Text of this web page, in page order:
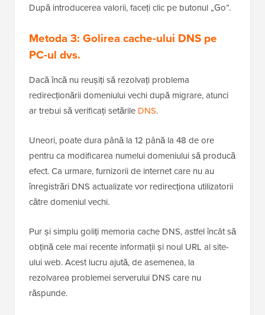
După introducerea valorii, faceți clic pe butonul „Go”.
Metoda 3: Golirea cache-ului DNS pe
PC-ul dvs.
Dacă încă nu reușiți să rezolvați problema
redirecționării domeniului vechi după migrare, atunci
ar trebui să verificați setările DNS.
Uneori, poate dura până la 12 până la 48 de ore
pentru ca modificarea numelui domeniului să producă
efect. Ca urmare, furnizorii de internet care nu au
înregistrări DNS actualizate vor redirecționa utilizatorii
către domeniul vechi.
Pur și simplu goliți memoria cache DNS, astfel încât să
obțină cele mai recente informații și noul URL al site-
ului web. Acest lucru ajută, de asemenea, la
rezolvarea problemei serverului DNS care nu
răspunde.